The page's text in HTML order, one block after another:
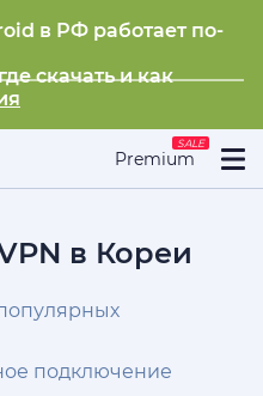
в РФ работает по-
скачать и как
Premium
SALE
в Кореи
подключение